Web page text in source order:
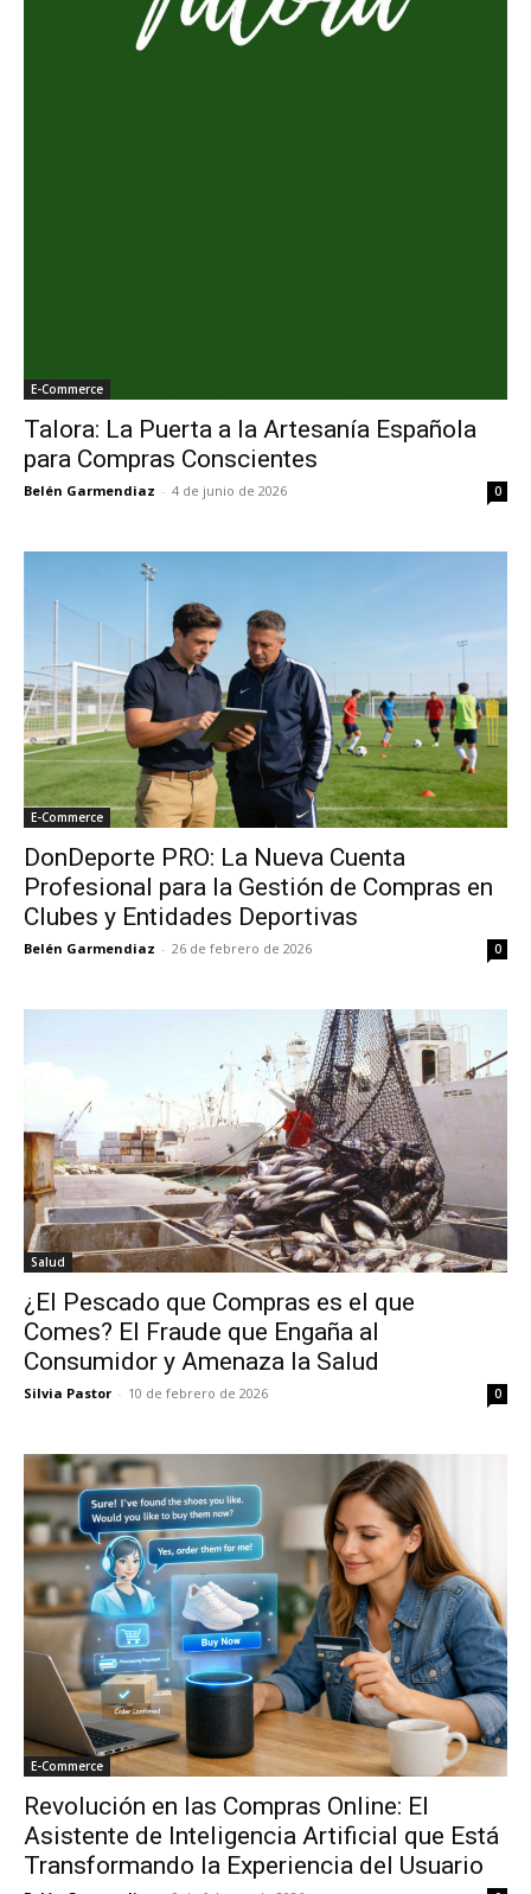
E-Commerce
Talora: La Puerta a la Artesanía Española
para Compras Conscientes
Belén Garmendiaz - 4 de junio de 2026 0
E-Commerce
DonDeporte PRO: La Nueva Cuenta
Profesional para la Gestión de Compras en
Clubes y Entidades Deportivas
Belén Garmendiaz - 26 de febrero de 2026 0
Salud
¿El Pescado que Compras es el que
Comes? El Fraude que Engaña al
Consumidor y Amenaza la Salud
Silvia Pastor - 10 de febrero de 2026 0
E-Commerce
Revolución en las Compras Online: El
Asistente de Inteligencia Artificial que Está
Transformando la Experiencia del Usuario